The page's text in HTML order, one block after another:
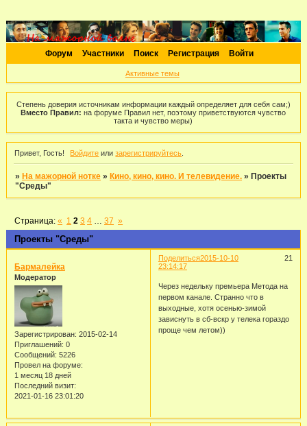
Форум Участники Поиск Регистрация Войти
Активные темы
Степень доверия источникам информации каждый определяет для себя сам;)
Вместо Правил: на форуме Правил нет, поэтому приветствуются чувство
такта и чувство меры)
Привет, Гость! Войдите илизарегистрируйтесь
» На мажорной нотке » Кино, кино, кино. И телевидение. » Проекты
"Среды"
Проекты "Среды"
Страница:« 1 2 3 4 37 »
Поделиться 21
2015-10-10
23:14:17
Бармалейка
Модератор
Зарегистрирован: 2015-02-14
Приглашений: 0
Сообщений: 5226
Провел на форуме:
1 месяц 18 дней
Последний визит:
2021-01-16 23:01:20
Через недельку премьера Метода на
первом канале. Странно что в
выходные, хотя осенью-зимой
зависнуть в сб-вскр у телека гораздо
проще чем летом))